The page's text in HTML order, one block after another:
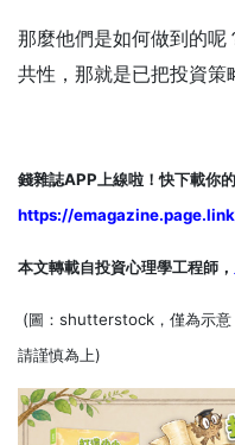
那麼他們是如何做到的
共性，那就是已把投資策
錢雜誌APP上線啦！快下載你
https://
本文轉載自投資心理學工程師，
(圖：shutterstock，僅為示意
請謹慎為上)